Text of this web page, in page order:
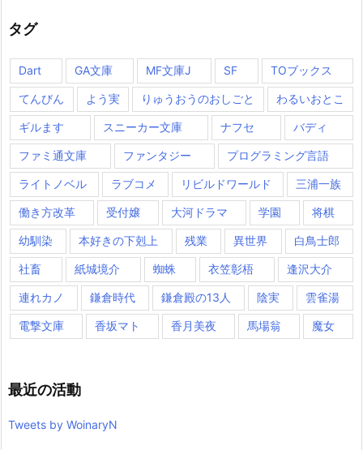
タグ
Dart GA文庫 MF文庫J SF TOブックス
てんびん よう実 りゅうおうのおしごと わるいおとこ
ギルます スニーカー文庫 ナフセ バディ
ファミ通文庫 ファンタジー プログラミング言語
ライトノベル ラブコメ リビルドワールド 三浦一族
働き方改革 受付嬢 大河ドラマ 学園 将棋
幼馴染 本好きの下剋上 残業 異世界 白鳥士郎
社畜 紙城境介 蜘蛛 衣笠彰梧 逢沢大介
連れカノ 鎌倉時代 鎌倉殿の13人 陰実 雲雀湯
電撃文庫 香坂マト 香月美夜 馬場翁 魔女
最近の活動
Tweets by WoinaryN